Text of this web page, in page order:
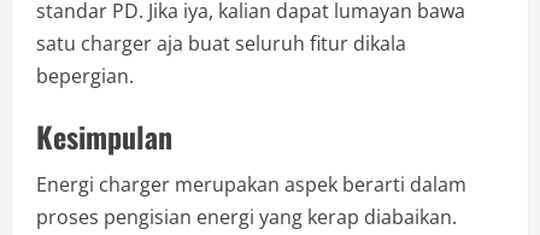
standar PD. Jika iya, kalian dapat lumayan bawa
satu charger aja buat seluruh fitur dikala
bepergian.
Kesimpulan
Energi charger merupakan aspek berarti dalam
proses pengisian energi yang kerap diabaikan.